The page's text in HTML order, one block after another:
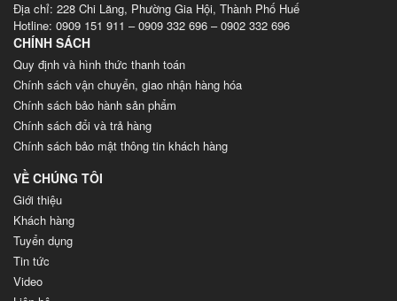
Địa chỉ: 228 Chi Lăng, Phường Gia Hội, Thành Phố Huế
Hotline: 0909 151 911 – 0909 332 696 – 0902 332 696
CHÍNH SÁCH
Quy định và hình thức thanh toán
Chính sách vận chuyển, giao nhận hàng hóa
Chính sách bảo hành sản phẩm
Chính sách đổi và trả hàng
Chính sách bảo mật thông tin khách hàng
VỀ CHÚNG TÔI
Giới thiệu
Khách hàng
Tuyển dụng
Tin tức
Video